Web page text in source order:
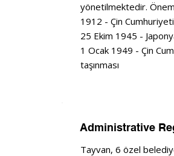
yönetilmektedir.
1912 - Çin
25 Ekim 1945 -
1 Ocak 1949 - Çin
taşınması
Administrative
Tayvan, 6 özel